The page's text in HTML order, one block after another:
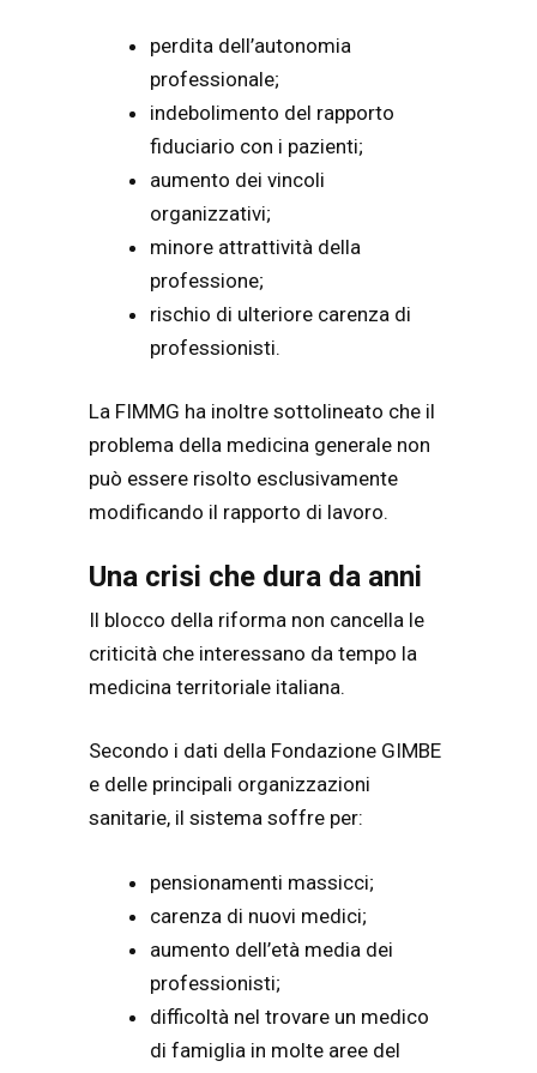
perdita dell’autonomia
professionale;
indebolimento del rapporto
fiduciario con i pazienti;
aumento dei vincoli
organizzativi;
minore attrattività della
professione;
rischio di ulteriore carenza di
professionisti.
La FIMMG ha inoltre sottolineato che il
problema della medicina generale non
può essere risolto esclusivamente
modificando il rapporto di lavoro.
Una crisi che dura da anni
Il blocco della riforma non cancella le
criticità che interessano da tempo la
medicina territoriale italiana.
Secondo i dati della Fondazione GIMBE
e delle principali organizzazioni
sanitarie, il sistema soffre per:
pensionamenti massicci;
carenza di nuovi medici;
aumento dell’età media dei
professionisti;
difficoltà nel trovare un medico
di famiglia in molte aree del